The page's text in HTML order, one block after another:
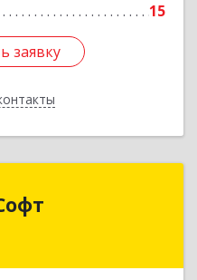
15
заявку
заявку
А-Софт
Липецк г, Фрунзе ул,